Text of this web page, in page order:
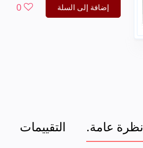
إضافة إلى السلة 0
نظرة عامة. التقييمات